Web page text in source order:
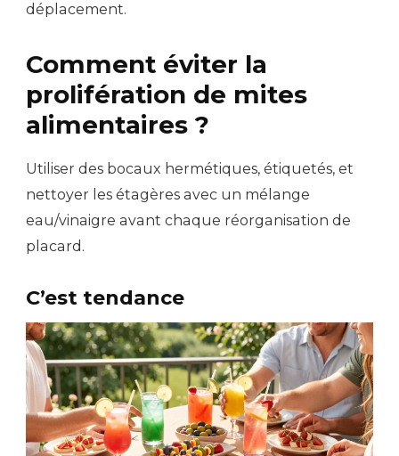
déplacement.
Comment éviter la
prolifération de mites
alimentaires ?
Utiliser des bocaux hermétiques, étiquetés, et
nettoyer les étagères avec un mélange
eau/vinaigre avant chaque réorganisation de
placard.
C’est tendance